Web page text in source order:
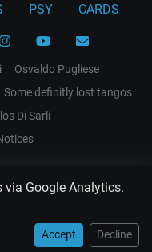
Google Analytics.
Accept Decline
PSY CARDS
Osvaldo Pugliese
Some definitly lost tangos
Di Sarli